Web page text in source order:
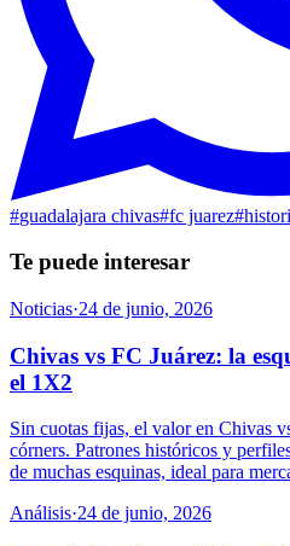
#guadalajara chivas#fc juarez#
Te puede interesar
Noticias·24 de junio, 2026
Chivas vs FC Juárez: la
el 1X2
Sin cuotas fijas, el valor en Chivas
córners. Patrones históricos y
de muchas esquinas, ideal para
Análisis·24 de junio, 2026